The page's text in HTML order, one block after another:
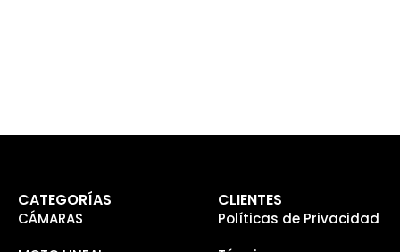
CATEGORÍAS
CÁMARAS
CLIENTES
Políticas de Privacidad